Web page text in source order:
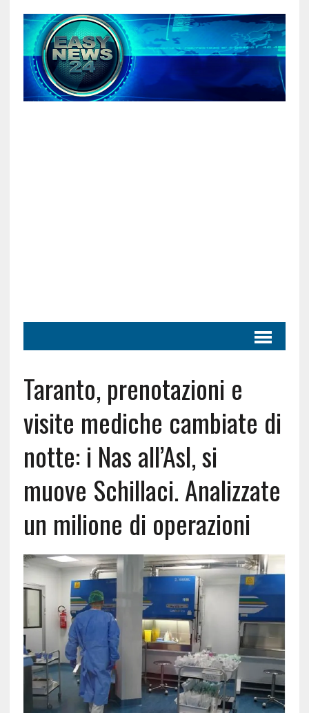
Taranto, prenotazioni e
visite mediche cambiate di
notte: i Nas all’Asl, si
muove Schillaci. Analizzate
un milione di operazioni